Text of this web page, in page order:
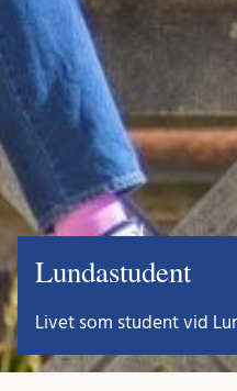
Lundastudent
Livet som student vid